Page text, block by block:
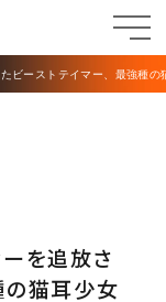
ビーストテイマー、最強種
を追放さ
の猫耳少女